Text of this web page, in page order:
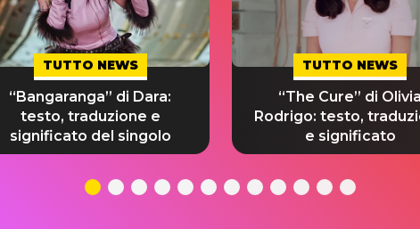
TUTTO NEWS
“Bangaranga” di Dara:
testo, traduzione e
significato del singolo
TUTTO NEWS
“The Cure” di Olivia
Rodrigo: testo,
e significato